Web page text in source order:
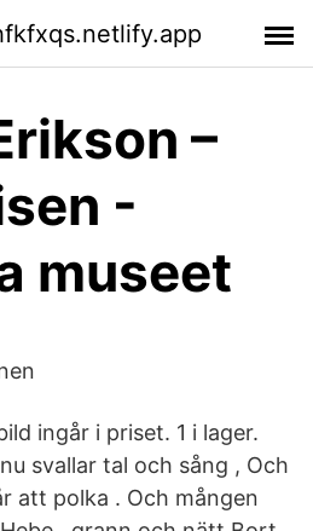
–
-
museet
ingår i priset. 1 i lager.
svallar tal och sång , Och
att polka . Och mången